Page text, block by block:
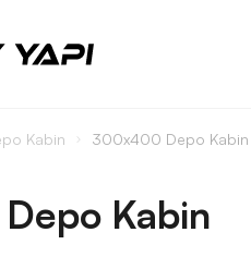
Kabin 300x400 Depo Kabin
Kabin